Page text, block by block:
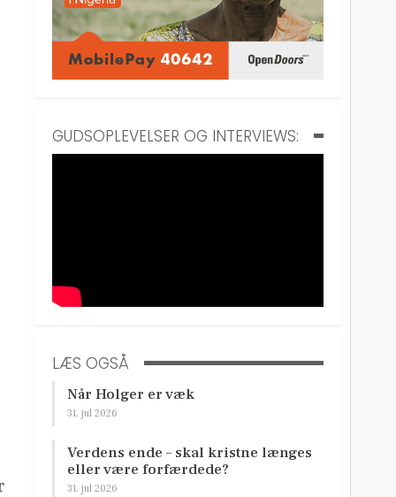
GUDSOPLEVELSER OG INTERVIEWS:
LÆS OGSÅ
Når Holger er væk
31. jul 2026
Verdens ende – skal kristne længes
eller være forfærdede?
31. jul 2026